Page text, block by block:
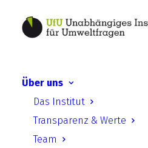
Über uns
Das Institut
Transparenz & Werte
Team
Dürren in
–